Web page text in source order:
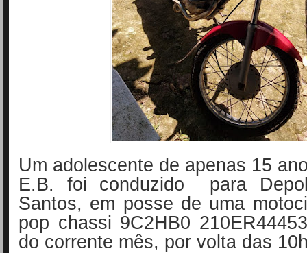
Um adolescente de apenas 15
E.B. foi conduzido para
Santos, em posse de uma
pop chassi 9C2HB0
do corrente mês, por volta das